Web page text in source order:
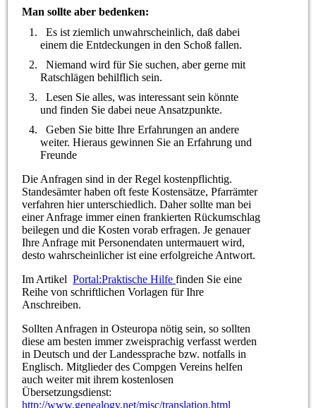
Man sollte aber bedenken:
Es ist ziemlich unwahrscheinlich, daß dabei
einem die Entdeckungen in den Schoß fallen.
Niemand wird für Sie suchen, aber gerne mit
Ratschlägen behilflich sein.
Lesen Sie alles, was interessant sein könnte
und finden Sie dabei neue Ansatzpunkte.
Geben Sie bitte Ihre Erfahrungen an andere
weiter. Hieraus gewinnen Sie an Erfahrung und
Freunde
Die Anfragen sind in der Regel kostenpflichtig.
Standesämter haben oft feste Kostensätze, Pfarrämter
verfahren hier unterschiedlich. Daher sollte man bei
einer Anfrage immer einen frankierten Rückumschlag
beilegen und die Kosten vorab erfragen. Je genauer
Ihre Anfrage mit Personendaten untermauert wird,
desto wahrscheinlicher ist eine erfolgreiche Antwort.
Im ArtikelPortal:Praktische Hilfefinden Sie eine
Reihe von schriftlichen Vorlagen für Ihre
Anschreiben.
Sollten Anfragen in Osteuropa nötig sein, so sollten
diese am besten immer zweisprachig verfasst werden
in Deutsch und der Landessprache bzw. notfalls in
Englisch. Mitglieder des Compgen Vereins helfen
auch weiter mit ihrem kostenlosen
Übersetzungsdienst:
http://www.genealogy.net/misc/translation.html